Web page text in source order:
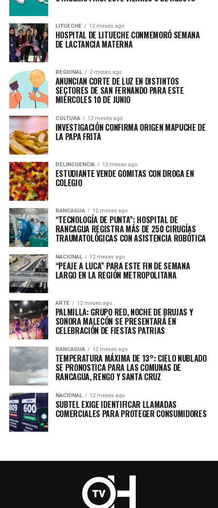
LITUECHE 12 meses ago
HOSPITAL DE LITUECHE CONMEMORÓ SEMANA
DE LACTANCIA MATERNA
REGIONAL 2 meses ago
ANUNCIAN CORTE DE LUZ EN DISTINTOS
SECTORES DE SAN FERNANDO PARA ESTE
MIÉRCOLES 10 DE JUNIO
CULTURA 12 meses ago
INVESTIGACIÓN CONFIRMA ORIGEN MAPUCHE DE
LA PAPA FRITA
DELINCUENCIA 12 meses ago
ESTUDIANTE VENDE GOMITAS CON DROGA EN
COLEGIO
RANCAGUA 12 meses ago
“TECNOLOGÍA DE PUNTA”: HOSPITAL DE
RANCAGUA REGISTRA MÁS DE 250 CIRUGÍAS
TRAUMATOLÓGICAS CON ASISTENCIA ROBÓTICA
NACIONAL 12 meses ago
“PEAJE A LUCA” PARA ESTE FIN DE SEMANA
LARGO EN LA REGIÓN METROPOLITANA
ARTE 12 meses ago
PALMILLA: GRUPO RED, NOCHE DE BRUJAS Y
SONORA MALECÓN SE PRESENTARÁ EN
CELEBRACIÓN DE FIESTAS PATRIAS
RANCAGUA 12 meses ago
TEMPERATURA MÁXIMA DE 13°: CIELO NUBLADO
SE PRONOSTICA PARA LAS COMUNAS DE
RANCAGUA, RENGO Y SANTA CRUZ
NACIONAL 12 meses ago
SUBTEL EXIGE IDENTIFICAR LLAMADAS
COMERCIALES PARA PROTEGER CONSUMIDORES